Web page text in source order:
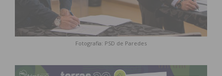
Fotografia: PSD de Paredes